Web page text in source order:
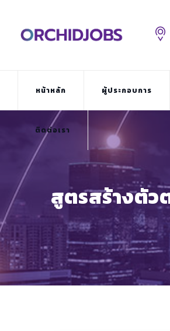
content
หน้าหลัก ผู้ประกอบการ
ติดต่อเรา
สูตรสร้างตัว